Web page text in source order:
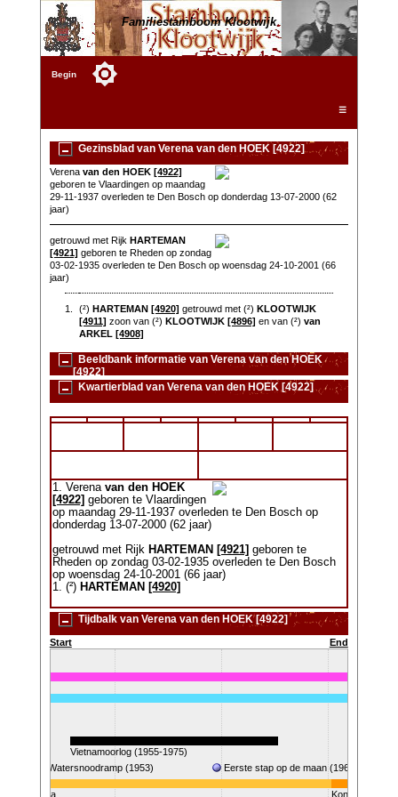
Familiestamboom Klootwijk
Begin
☰
Gezinsblad van Verena van den HOEK [4922]
Verena van den HOEK [4922]
geboren te Vlaardingen op maandag
29-11-1937 overleden te Den Bosch op donderdag 13-07-2000 (62
jaar)
getrouwd met Rijk HARTEMAN
[4921] geboren te Rheden op zondag
03-02-1935 overleden te Den Bosch op woensdag 24-10-2001 (66
jaar)
1. (²)HARTEMAN [4920] getrouwd met (²)KLOOTWIJK
[4911] zoon van (²)KLOOTWIJK [4896] en van (²)van
ARKEL [4908]
Beeldbank informatie van Verena van den HOEK
[4922]
Kwartierblad van Verena van den HOEK [4922]
1. Verena van den HOEK
[4922] geboren te Vlaardingen
op maandag 29-11-1937 overleden te Den Bosch op
donderdag 13-07-2000 (62 jaar)
getrouwd met Rijk HARTEMAN [4921] geboren te
Rheden op zondag 03-02-1935 overleden te Den Bosch
op woensdag 24-10-2001 (66 jaar)
1. (²) HARTEMAN [4920]
Tijdbalk van Verena van den HOEK [4922]
Start End
Koningin
Eerste stap op de maan (1969)
Vietnamoorlog (1955-1975)
Watersnoodramp (1953)
Juliana